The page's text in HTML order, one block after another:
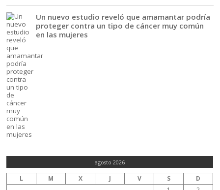
Un nuevo estudio reveló que amamantar podría
proteger contra un tipo de cáncer muy común
en las mujeres
agosto 2026
L M X J V S
D